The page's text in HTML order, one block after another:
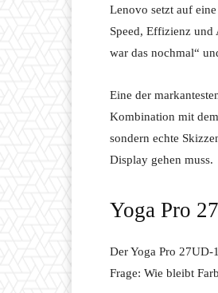
Lenovo setzt auf
Speed, Effizienz und
war das nochmal“
Eine der
Kombination mit
sondern echte
Display gehen muss.
Yoga Pro
Der Yoga Pro
Frage: Wie bleibt